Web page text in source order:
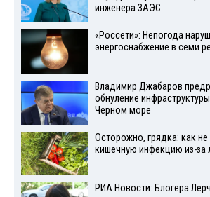
инженера ЗАЭС
«Россети»: Непогода
энергоснабжение в семи
Владимир Джабаров
обнуление
Черном море
Осторожно, грядка: как не
кишечную инфекцию из-за
РИА Новости: Блогера